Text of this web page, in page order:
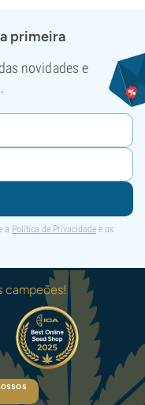
primeira
novidades e
a Política de Privacidade e os
campeões!